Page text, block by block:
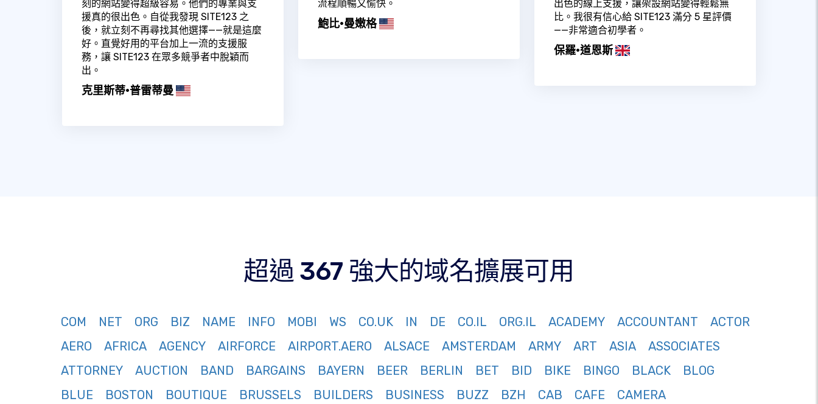
刻的網站變得超級容易。他們的專業與支
援真的很出色。自從我發現 SITE123 之
後，就立刻不再尋找其他選擇——就是這麼
好。直覺好用的平台加上一流的支援服
務，讓 SITE123 在眾多競爭者中脫穎而
出。
克里斯蒂·普雷蒂曼
流程順暢又愉快。
鮑比·曼嫩格
出色的線上支援，讓架設網站變得輕鬆無
比。我很有信心給 SITE123 滿分 5 星評價
——非常適合初學者。
保羅·道恩斯
超過 367 強大的域名擴展可用
COM NET ORG BIZ NAME INFO MOBI WS CO.UK IN DE CO.IL ORG.IL ACADEMY ACCOUNTANT
ACTOR
AERO
AFRICA AGENCY AIRFORCE AIRPORT.AERO ALSACE AMSTERDAM ARMY ART ASIA
ASSOCIATES
ATTORNEY
AUCTION BAND BARGAINS BAYERN BEER BERLIN BET BID BIKE BINGO BLACK
BLOG
BLUE
BOSTON BOUTIQUE BRUSSELS BUILDERS BUSINESS BUZZ BZH CAB CAFE CAMERA